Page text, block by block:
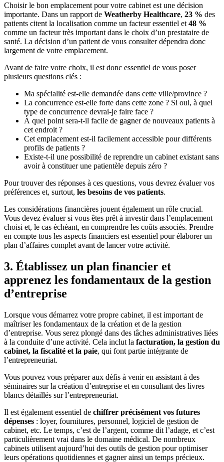
Choisir le bon emplacement pour votre cabinet est une décision
importante. Dans un rapport de Weatherby Healthcare, 23 % des
patients citent la localisation comme un facteur essentiel et 48 %
comme un facteur très important dans le choix d’un prestataire de
santé. La décision d’un patient de vous consulter dépendra donc
largement de votre emplacement.
Avant de faire votre choix, il est donc essentiel de vous poser
plusieurs questions clés :
Ma spécialité est-elle demandée dans cette ville/province ?
La concurrence est-elle forte dans cette zone ? Si oui, à quel
type de concurrence devrai-je faire face ?
À quel point sera-t-il facile de gagner de nouveaux patients à
cet endroit ?
Cet emplacement est-il facilement accessible pour différents
profils de patients ?
Existe-t-il une possibilité de reprendre un cabinet existant sans
avoir à constituer une patientèle depuis zéro ?
Pour trouver des réponses à ces questions, vous devrez évaluer vos
préférences et, surtout, les besoins de vos patients.
Les considérations financières jouent également un rôle crucial.
Vous devez évaluer si vous êtes prêt à investir dans l’emplacement
choisi et, le cas échéant, en comprendre les coûts associés. Prendre
en compte tous les aspects financiers est essentiel pour élaborer un
plan d’affaires complet avant de lancer votre activité.
3. Établissez un plan financier et
apprenez les fondamentaux de la gestion
d’entreprise
Lorsque vous démarrez votre propre cabinet, il est important de
maîtriser les fondamentaux de la création et de la gestion
d’entreprise. Vous serez plongé dans des tâches administratives liées
à la conduite d’une activité. Cela inclut la facturation, la gestion du
cabinet, la fiscalité et la paie, qui font partie intégrante de
l’entrepreneuriat.
Vous pouvez vous préparer aux défis à venir en assistant à des
séminaires sur la création d’entreprise et en consultant des livres
blancs détaillés sur l’entrepreneuriat.
Il est également essentiel de chiffrer précisément vos futures
dépenses : loyer, fournitures, personnel, logiciel de gestion de
cabinet, etc. Le temps, c’est de l’argent, comme dit l’adage, et c’est
particulièrement vrai dans le domaine médical. De nombreux
cabinets utilisent aujourd’hui des outils de gestion pour optimiser
leurs opérations quotidiennes et gagner ainsi un temps précieux.